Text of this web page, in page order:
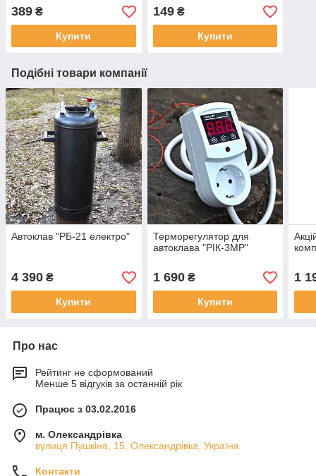
389 ₴
Купити
149₴
Купити
Подібні товари компанії
Автоклав "РБ-21 електро"
4 390 ₴
Купити
Терморегулятор для
автоклава "РІК-3МР"
1 690₴
Купити
1
Про нас
Рейтинг не сформований
Менше 5 відгуків за останній рік
Працює з 03.02.2016
м. Олександрівка
вулиця Пушкіна, 15, Олександрівка, Україна
Контакти